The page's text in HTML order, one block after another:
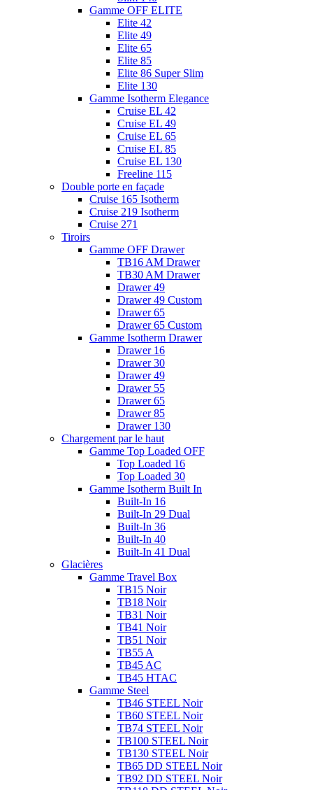
Gamme OFF ELITE
Elite 42
Elite 49
Elite 65
Elite 85
Elite 86 Super Slim
Elite 130
Gamme Isotherm Elegance
Cruise EL 42
Cruise EL 49
Cruise EL 65
Cruise EL 85
Cruise EL 130
Freeline 115
Double porte en façade
Cruise 165 Isotherm
Cruise 219 Isotherm
Cruise 271
Tiroirs
Gamme OFF Drawer
TB16 AM Drawer
TB30 AM Drawer
Drawer 49
Drawer 49 Custom
Drawer 65
Drawer 65 Custom
Gamme Isotherm Drawer
Drawer 16
Drawer 30
Drawer 49
Drawer 55
Drawer 65
Drawer 85
Drawer 130
Chargement par le haut
Gamme Top Loaded OFF
Top Loaded 16
Top Loaded 30
Gamme Isotherm Built In
Built-In 16
Built-In 29 Dual
Built-In 36
Built-In 40
Built-In 41 Dual
Glacières
Gamme Travel Box
TB15 Noir
TB18 Noir
TB31 Noir
TB41 Noir
TB51 Noir
TB55 A
TB45 AC
TB45 HTAC
Gamme Steel
TB46 STEEL Noir
TB60 STEEL Noir
TB74 STEEL Noir
TB100 STEEL Noir
TB130 STEEL Noir
TB65 DD STEEL Noir
TB92 DD STEEL Noir